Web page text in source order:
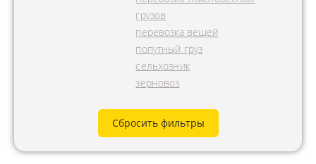
грузов
перевозка вещей
попутный груз
сельхозник
зерновоз
Сбросить фильтры